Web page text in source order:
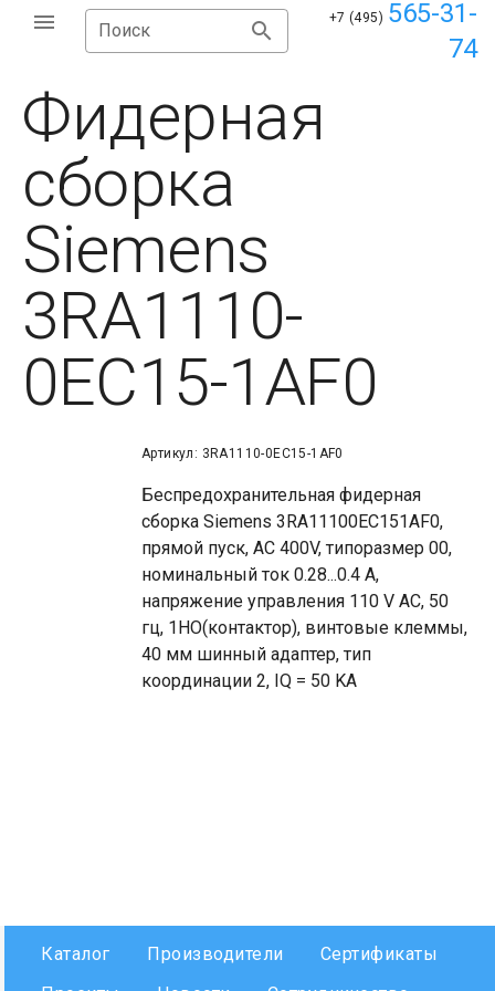
Поиск
+7 (495) 565-31-
74
Фидерная
сборка
Siemens
3RA1110-
0EC15-1AF0
Артикул: 3RA1110-0EC15-1AF0
Беспредохранительная фидерная
сборка Siemens 3RA11100EC151AF0,
прямой пуск, AC 400V, типоразмер 00,
номинальный ток 0.28...0.4 A,
напряжение управления 110 V AC, 50
гц, 1НО(контактор), винтовые клеммы,
40 мм шинный адаптер, тип
координации 2, IQ = 50 KA
Каталог Производители
Сертификаты